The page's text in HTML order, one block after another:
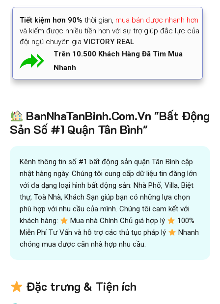
Tiết kiệm hơn 90% thời gian, mua bán được nhanh hơn
và kiếm được nhiều tiền hơn với sự trợ giúp đắc lực của
đội ngũ chuyên gia VICTORY REAL
Trên 10.500 Khách Hàng Đã Tìm Mua
Nhanh
BanNhaTanBinh.Com.Vn "Bất Động
Sản Số #1 Quận Tân Bình"
Kênh thông tin số #1 bất động sản quận Tân Bình cập
nhật hàng ngày. Chúng tôi cung cấp dữ liệu tin đăng lớn
với đa dạng loại hình bất động sản: Nhà Phố, Villa, Biệt
thự, Toà Nhà, Khách Sạn giúp bạn có những lựa chọn
phù hợp với nhu cầu của mình. Chúng tôi cam kết với
khách hàng:
Mua nhà Chính Chủ giá hợp lý
100%
Miễn Phí Tư Vấn và hỗ trợ các thủ tục pháp lý
Nhanh
chóng mua được căn nhà hợp nhu cầu.
Đặc trưng & Tiện ích